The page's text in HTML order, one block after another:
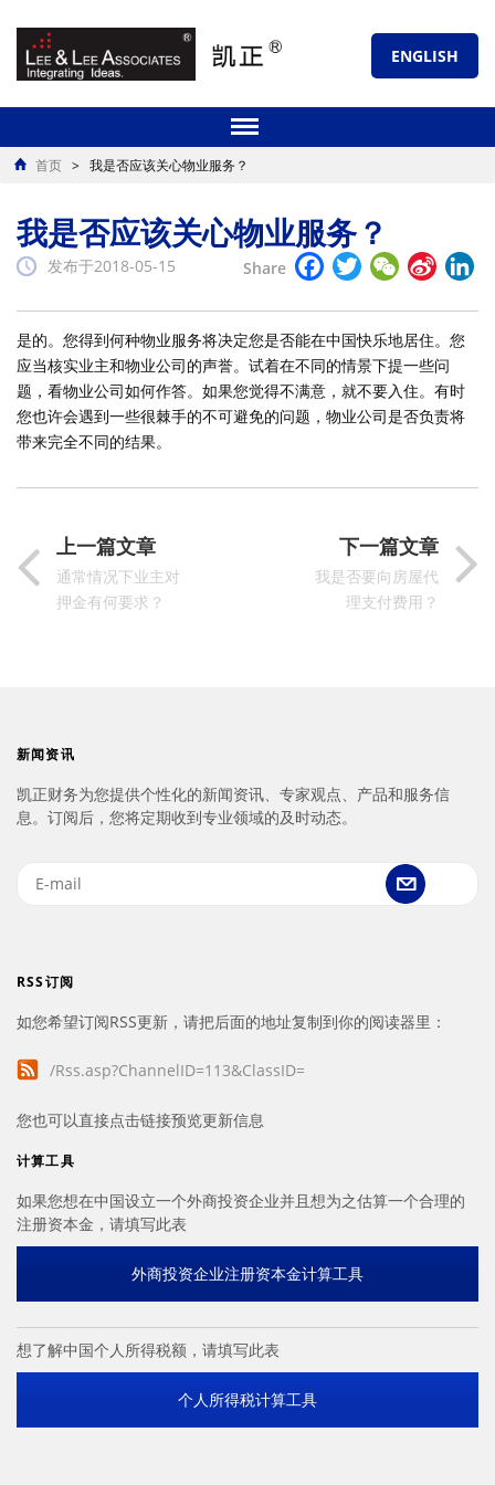
ENGLISH
首页 > 我是否应该关心物业服务？
我是否应该关心物业服务？
发布于2018-05-15 Share Facebook
TwitterWeChat
Sina
是的。您得到何种物业服务将决定您是否能在中国快乐地居住。您
应当核实业主和物业公司的声誉。试着在不同的情景下提一些问
题，看物业公司如何作答。如果您觉得不满意，就不要入住。有时
您也许会遇到一些很棘手的不可避免的问题，物业公司是否负责将
带来完全不同的结果。
上一篇文章
通常情况下业主对
押金有何要求？
下一篇文章
我是否要向房屋代
理支付费用？
新闻资讯
凯正财务为您提供个性化的新闻资讯、专家观点、产品和服务信
息。订阅后，您将定期收到专业领域的及时动态。
RSS订阅
如您希望订阅RSS更新，请把后面的地址复制到你的阅读器里：
/Rss.asp?ChannelID=113&ClassID=
您也可以直接点击链接预览更新信息
计算工具
如果您想在中国设立一个外商投资企业并且想为之估算一个合理的
注册资本金，请填写此表
外商投资企业注册资本金计算工具
想了解中国个人所得税额，请填写此表
个人所得税计算工具